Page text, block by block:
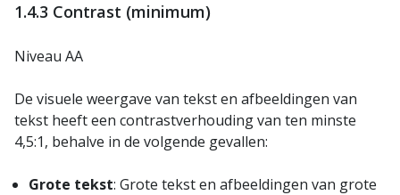
1.4.3 Contrast (minimum)
Niveau AA
De visuele weergave van tekst en afbeeldingen van
tekst heeft een contrastverhouding van ten minste
4,5:1, behalve in de volgende gevallen:
Grote tekst: Grote tekst en afbeeldingen van grote